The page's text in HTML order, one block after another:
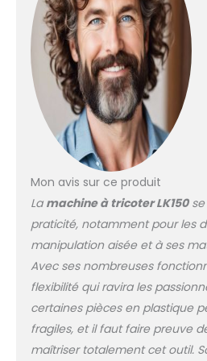
main et
Mon avis sur ce produit
La machine à tricoter LK150se
praticité, notamment pour les
manipulation aisée et à ses
Avec ses nombreuses
flexibilité qui ravira les
certaines pièces en plastique
fragiles, et il faut faire preuve
maîtriser totalement cet outil.